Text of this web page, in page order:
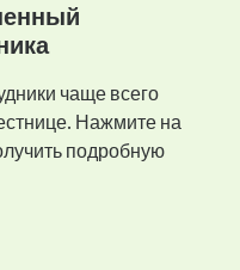
чаще всего
Нажмите на
подробную